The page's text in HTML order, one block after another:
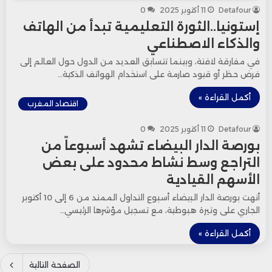
Detafour 11 أكتوبر 2025 0
إستونيا..الثورة التعليمية تبدأ من الهاتف
والذكاء الاصطناعي
في مفارقة لافتة، وبينما تتسابق العديد من الدول حول العالم إلى
فرض حظر أو قيود صارمة على استخدام الهواتف الذكية…
أكمل القراءة »
اقتصاد المغرب
Detafour 11 أكتوبر 2025 0
بورصة الدار البيضاء تشهد أسبوعاً من
التراجع وسط نشاط محدود على بعض
الأسهم القيادية
أنهت بورصة الدار البيضاء أسبوع التداول الممتد من 6 إلى 10 أكتوبر
الجاري على وتيرة هبوطية، مع تسجيل مؤشرها الرئيسي…
أكمل القراءة »
الصفحة التالية